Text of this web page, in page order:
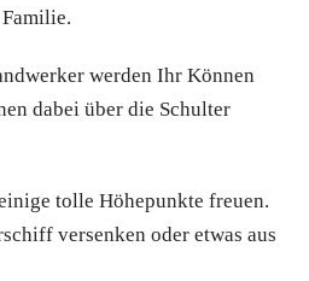
werden Ihr Können
dabei über die Schulter
tolle Höhepunkte freuen.
versenken oder etwas aus